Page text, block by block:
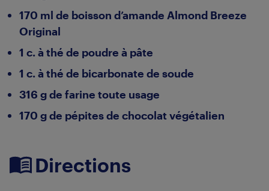
170 ml de boisson d’amande Almond Breeze
Original
1 c. à thé de poudre à pâte
1 c. à thé de bicarbonate de soude
316 g de farine toute usage
170 g de pépites de chocolat végétalien
Directions